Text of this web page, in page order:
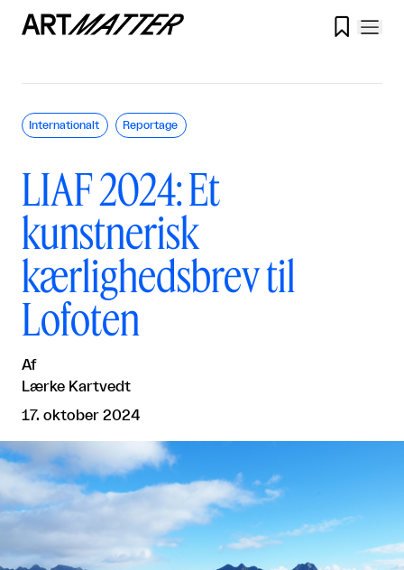

LIAF 2024: Et
kunstnerisk
kærlighedsbrev til
Lofoten
Af
Lærke Kartvedt
17. oktober 2024
Internationalt Reportage